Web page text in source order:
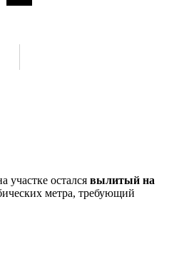
участке остался вылитый на
метра, требующий